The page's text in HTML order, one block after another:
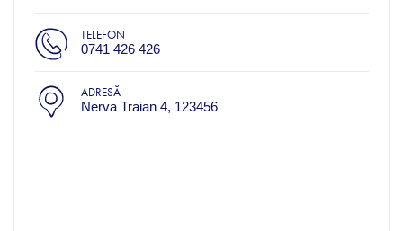
TELEFON
0741 426 426
ADRESĂ
Nerva Traian 4, 123456